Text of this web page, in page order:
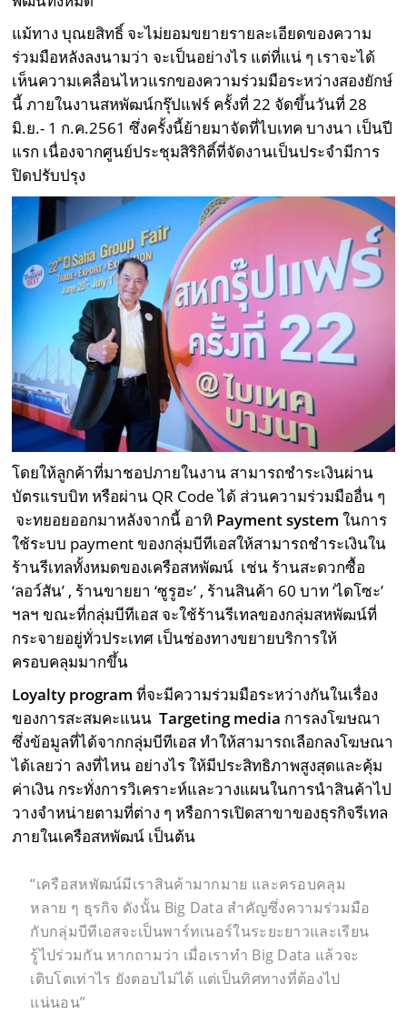
แม้ทาง บุณยสิทธิ์ จะไม่ยอมขยายรายละเอียดของความ
ร่วมมือหลังลงนามว่า จะเป็นอย่างไร แต่ที่แน่ ๆ เราจะได้
เห็นความเคลื่อนไหวแรกของความร่วมมือระหว่างสองยักษ์
นี้ ภายในงานสหพัฒน์กรุ๊ปแฟร์ ครั้งที่ 22 จัดขึ้นวันที่ 28
มิ.ย.- 1 ก.ค.2561 ซึ่งครั้งนี้ย้ายมาจัดที่ไบเทค บางนา เป็นปี
แรก เนื่องจากศูนย์ประชุมสิริกิติ์ที่จัดงานเป็นประจำมีการ
ปิดปรับปรุง
โดยให้ลูกค้าที่มาชอปภายในงาน สามารถชำระเงินผ่าน
บัตรแรบบิท หรือผ่าน QR Code ได้ ส่วนความร่วมมืออื่น ๆ
จะทยอยออกมาหลังจากนี้ อาทิ Payment system ในการ
ใช้ระบบ payment ของกลุ่มบีทีเอสให้สามารถชำระเงินใน
ร้านรีเทลทั้งหมดของเครือสหพัฒน์ เช่น ร้านสะดวกซื้อ
‘ลอว์สัน’ , ร้านขายยา ‘ซูรูฮะ’ , ร้านสินค้า 60 บาท ‘ไดโซะ’
ฯลฯ ขณะที่กลุ่มบีทีเอส จะใช้ร้านรีเทลของกลุ่มสหพัฒน์ที่
กระจายอยู่ทั่วประเทศ เป็นช่องทางขยายบริการให้
ครอบคลุมมากขึ้น
Loyalty program ที่จะมีความร่วมมือระหว่างกันในเรื่อง
ของการสะสมคะแนนTargeting media การลงโฆษณา
ซึ่งข้อมูลที่ได้จากกลุ่มบีทีเอส ทำให้สามารถเลือกลงโฆษณา
ได้เลยว่า ลงที่ไหน อย่างไร ให้มีประสิทธิภาพสูงสุดและคุ้ม
ค่าเงิน กระทั่งการวิเคราะห์และวางแผนในการนำสินค้าไป
วางจำหน่ายตามที่ต่าง ๆ หรือการเปิดสาขาของธุรกิจรีเทล
ภายในเครือสหพัฒน์ เป็นต้น
“เครือสหพัฒน์มีเราสินค้ามากมาย และครอบคลุม
หลาย ๆ ธุรกิจ ดังนั้น Big Data สำคัญซึ่งความร่วมมือ
กับกลุ่มบีทีเอสจะเป็นพาร์ทเนอร์ในระยะยาวและเรียน
รู้ไปร่วมกัน หากถามว่า เมื่อเราทำ Big Data แล้วจะ
เติบโตเท่าไร ยังตอบไม่ได้ แต่เป็นทิศทางที่ต้องไป
แน่นอน”